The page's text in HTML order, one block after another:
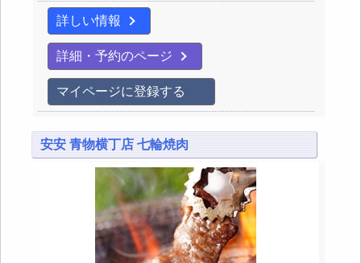
詳しい情報
詳細・予約のページ
マイページに登録する
安安 青物横丁店 七輪焼肉